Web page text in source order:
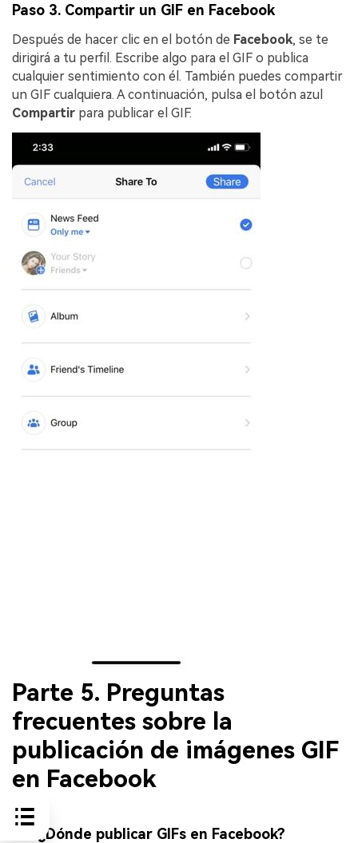
Paso 3. Compartir un GIF en Facebook
Después de hacer clic en el botón de Facebook, se te
dirigirá a tu perfil. Escribe algo para el GIF o publica
cualquier sentimiento con él. También puedes compartir
un GIF cualquiera. A continuación, pulsa el botón azul
Compartir para publicar el GIF.
Parte 5. Preguntas
frecuentes sobre la
publicación de imágenes GIF
en Facebook
P1: ¿Dónde publicar GIFs en Facebook?